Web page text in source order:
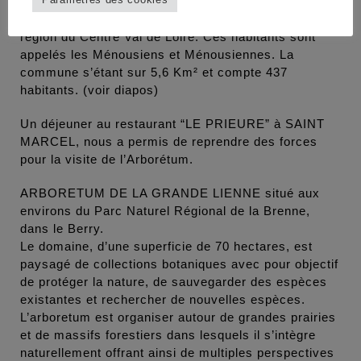
région du Centre Val de Loire. Ces habitants sont
appelés les Ménousiens et Ménousiennes. La
commune s’étant sur 5,6 Km² et compte 437
habitants. (voir diapos)
Un déjeuner au restaurant “LE PRIEURE” à SAINT
MARCEL, nous a permis de reprendre des forces
pour la visite de l’Arborétum.
ARBORETUM DE LA GRANDE LIENNE situé aux
environs du Parc Naturel Régional de la Brenne,
dans le Berry.
Le domaine, d’une superficie de 70 hectares, est
paysagé de collections botaniques avec pour objectif
de protéger la nature, de sauvegarder des espèces
existantes et rechercher de nouvelles espèces.
L’arboretum est organiser autour de grandes prairies
et de massifs forestiers dans lesquels il s’intègre
naturellement offrant ainsi de multiples perspectives